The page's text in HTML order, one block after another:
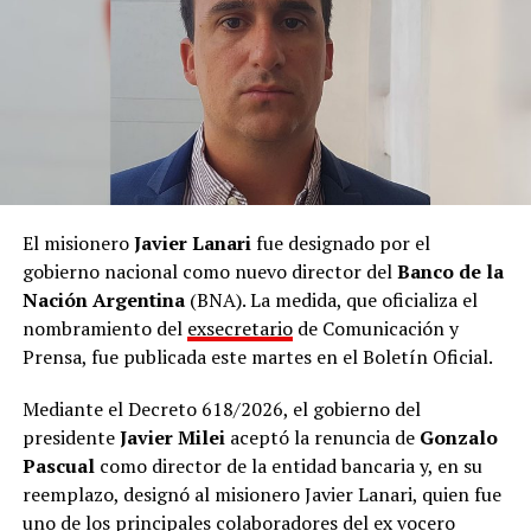
Los ataques a los que se refiere Milei se intensificaron a
través de las redes sociales y otros espacios en el marco
del último Mundial de fútbol disputado en los Estados
Unidos, México y Canadá.
El misioneroJavier Lanarifue designado por el
gobierno nacional como nuevo director delBanco de la
Nación Argentina(BNA). La medida, que oficializa el
nombramiento del exsecretariode Comunicación y
Prensa, fue publicada este martes en el Boletín Oficial.
Mediante el Decreto 618/2026, el gobierno del
presidenteJavier Mileiaceptó la renuncia de Gonzalo
Pascualcomo director de la entidad bancaria y, en su
reemplazo, designó al misionero Javier Lanari, quien fue
uno de los principales colaboradores del ex vocero